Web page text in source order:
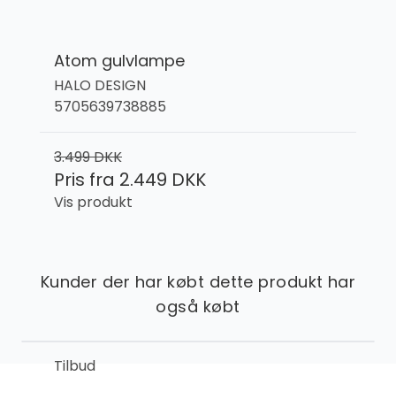
Atom gulvlampe
HALO DESIGN
5705639738885
3.499 DKK
Pris fra 2.449 DKK
Vis produkt
Kunder der har købt dette produkt har
også købt
Tilbud